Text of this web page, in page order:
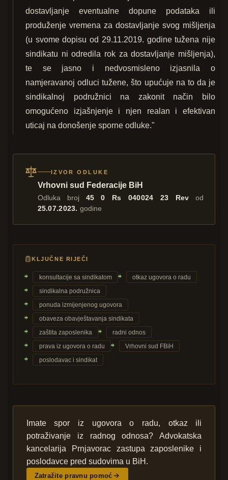
dostavljanje eventualne dopune podataka ili
produženje vremena za dostavljanje svog mišljenja
(u svome dopisu od 29.11.2019. godine tužena nije
sindikatu ni odredila rok za dostavljanje mišljenja),
te se jasno i nedvosmisleno izjasnila o
namjeravanoj odluci tužene, što upućuje na to da je
sindikalnoj podružnici na zakonit način bilo
omogućeno izjašnjenje i njen realan i efektivan
uticaj na donošenje sporne odluke."
IZVOR ODLUKE
Vrhovni sud Federacije BiH
Odluka broj 45 0 Rs 040024 23 Rev od
25.07.2023. godine
KLJUČNE RIJEČI
konsultacije sa sindikatom
otkaz ugovora o radu
sindikalna podružnica
ponuda izmijenjenog ugovora
obaveza obavještavanja sindikata
zaštita zaposlenika
radni odnos
prava iz ugovora o radu
Vrhovni sud FBiH
poslodavac i sindikat
Imate spor iz ugovora o radu, otkaz ili
potraživanje iz radnog odnosa? Advokatska
kancelarija Prnjavorac zastupa zaposlenike i
poslodavce pred sudovima u BiH.
Zatražite pravnu pomoć